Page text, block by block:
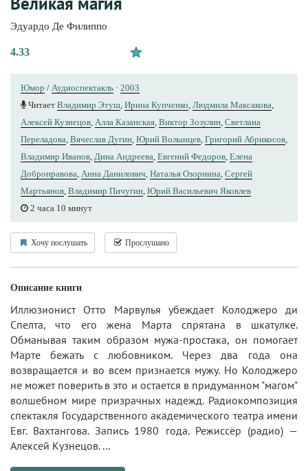
Эдуардо Де Филиппо
4.33
Юмор / Аудиоспектакль · 2003
Читает Владимир Этуш Ирина Купченко Людмила Максакова
Алексей Кузнецов Алла Казанская Виктор Зозулин Светлана
Переладова Вячеслав Дугин Юрий Волынцев Григорий Абрикосов
Владимир Иванов Дина Андреева Евгений Федоров Елена
Добронравова Анна Данилович Наталья Озорнина Сергей
Мартьянов Владимир Пичугин Юрий Вacильeвич Яковлев
2 часа 10 минут
Хочу послушать Прослушано
Описание книги
Иллюзионист Отто Марвулья убеждает Колоджеро ди
Спелта, что его жена Марта спрятана в шкатулке.
Обманывая таким образом мужа-простака, он помогает
Марте бежать с любовником. Через два года она
возвращается и во всем признается мужу. Но Колоджеро
не может поверить в это и остается в придуманном "магом"
волшебном мире призрачных надежд. Радиокомпозиция
спектакля Государственного академического театра имени
Евг. Вахтангова. Запись 1980 года. Режиссёр (радио) —
Алексей Кузнецов. ...